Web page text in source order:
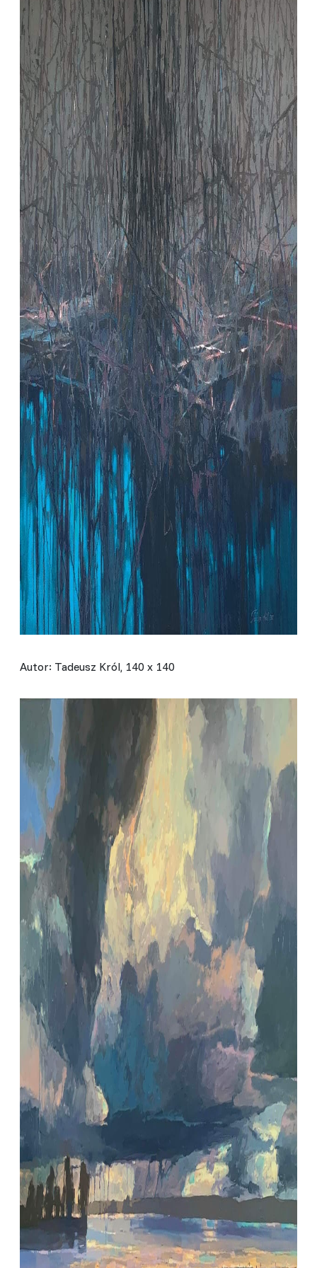
Autor: Tadeusz Król, 140 x 140